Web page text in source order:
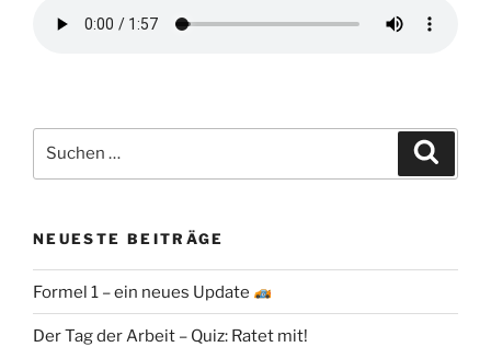
nach:
NEUESTE BEITRÄGE
Formel 1 – ein neues Update
Der Tag der Arbeit – Quiz: Ratet mit!